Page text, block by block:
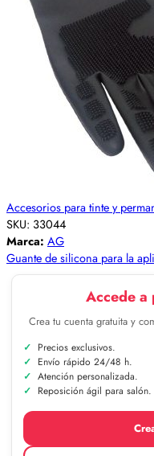
Accesorios para tinte y
SKU: 33044
Marca: AG
Guante de silicona para la
Accede a
Crea tu cuenta gratuita y
Precios exclusivos.
Envío rápido 24/48 h.
Atención personalizada.
Reposición ágil para salón.